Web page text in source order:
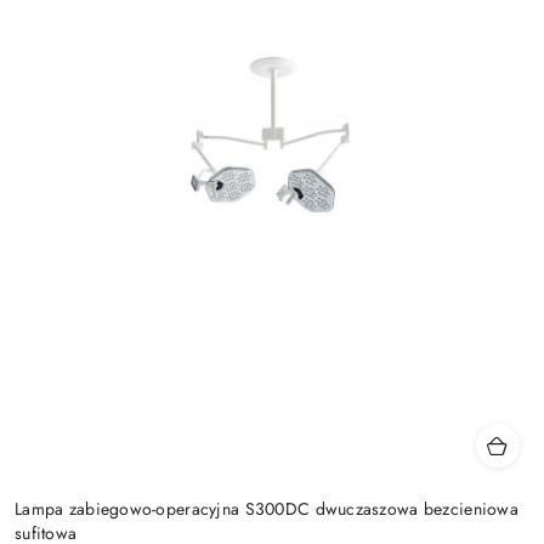
Lampa zabiegowo-operacyjna S300DC dwuczaszowa bezcieniowa
sufitowa